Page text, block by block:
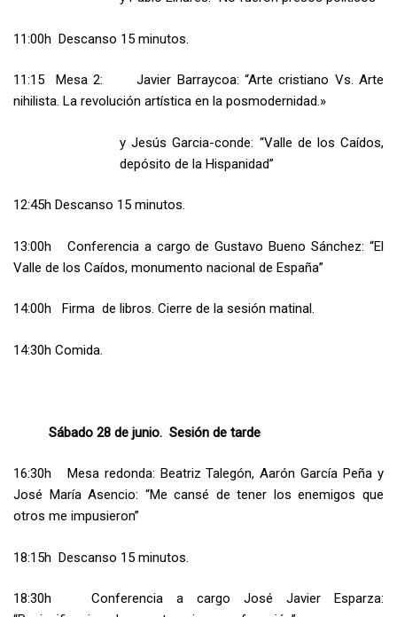
11:00h Descanso 15 minutos.
11:15 Mesa 2: Javier Barraycoa: “Arte cristiano Vs. Arte
nihilista. La revolución artística en la posmodernidad.»
y Jesús Garcia-conde: “Valle de los Caídos,
depósito de la Hispanidad”
12:45h Descanso 15 minutos.
13:00h Conferencia a cargo de Gustavo Bueno Sánchez: “El
Valle de los Caídos, monumento nacional de España”
14:00h Firma de libros. Cierre de la sesión matinal.
14:30h Comida.
Sábado 28 de junio. Sesión de tarde
16:30h Mesa redonda: Beatriz Talegón, Aarón García Peña y
José María Asencio: “Me cansé de tener los enemigos que
otros me impusieron”
18:15h Descanso 15 minutos.
18:30h Conferencia a cargo José Javier Esparza: